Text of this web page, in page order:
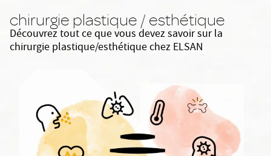
chirurgie plastique / esthétique
Découvrez tout ce que vous devez savoir sur la
chirurgie plastique/esthétique chez ELSAN